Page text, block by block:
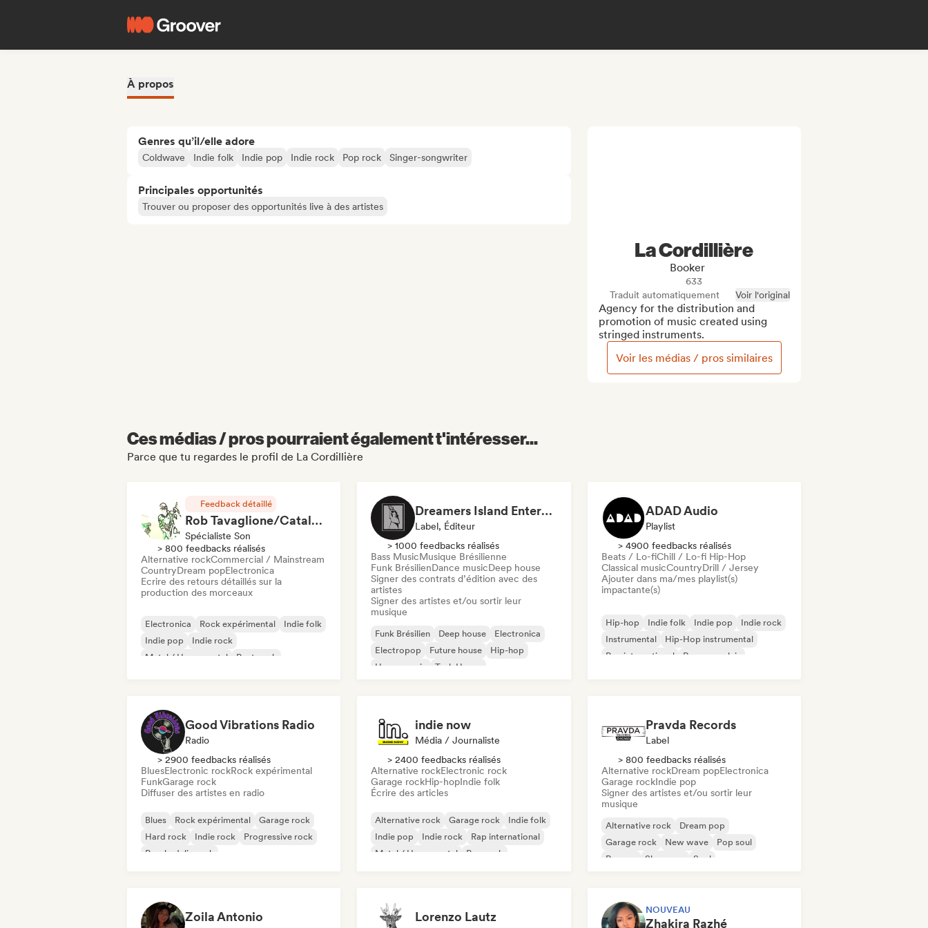
À propos
Genres qu’il/elle adore
Coldwave Indie folk Indie pop Indie rock Pop rock Singer-songwriter
Principales opportunités
Trouver ou proposer des opportunités live à des artistes
La Cordillière
Booker
633
Traduit automatiquement
Voir l'original
Agency for the distribution and
promotion of music created using
stringed instruments.
Voir les médias / pros similaires
Ces médias / pros pourraient également t'intéresser...
Parce que tu regardes le profil de La Cordillière
Feedback détaillé
Rob Tavaglione/Catalyst Recording
Spécialiste Son
> 800 feedbacks réalisés
Alternative rockCommercial / Mainstream
CountryDream popElectronica
Ecrire des retours détaillés sur la
production des morceaux
Electronica Rock expérimental
Indie folk
Indie pop
Indie rock
Metal / Heavy metal
Post punk
Dreamers Island Entertainment
Label, Éditeur
> 1000 feedbacks réalisés
Bass MusicMusique Brésilienne
Funk BrésilienDance musicDeep house
Signer des contrats d’édition avec des
artistes
Signer des artistes et/ou sortir leur
musique
Funk Brésilien Deep house
Electronica
Electropop
Future house
Hip-hop
House music
Tech House
ADAD Audio
Playlist
> 4900 feedbacks réalisés
Beats / Lo-fiChill / Lo-fi Hip-Hop
Classical musicCountryDrill / Jersey
Ajouter dans ma/mes playlist(s)
impactante(s)
Hip-hop Indie folk Indie pop
Indie rock
Instrumental
Hip-Hop instrumental
Rap international
Rap en anglais
Good Vibrations Radio
Radio
> 2900 feedbacks réalisés
BluesElectronic rockRock expérimental
FunkGarage rock
Diffuser des artistes en radio
Blues Rock expérimental
Garage rock
Hard rock
Indie rock
Progressive rock
Psychedelic rock
indie now
Média / Journaliste
> 2400 feedbacks réalisés
Alternative rockElectronic rock
Garage rockHip-hopIndie folk
Écrire des articles
Alternative rock Garage rock
Indie folk
Indie pop
Indie rock
Rap international
Metal / Heavy metal
Pop rock
Pravda Records
Label
> 800 feedbacks réalisés
Alternative rockDream popElectronica
Garage rockIndie pop
Signer des artistes et/ou sortir leur
musique
Alternative rock
Dream pop
Garage rock
New wave
Pop soul
Reggae
Shoegaze Soul
Zoila Antonio Lorenzo Lautz NOUVEAU
Zhakira Razhé